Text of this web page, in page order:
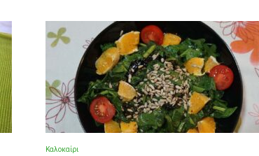
Καλοκαίρι